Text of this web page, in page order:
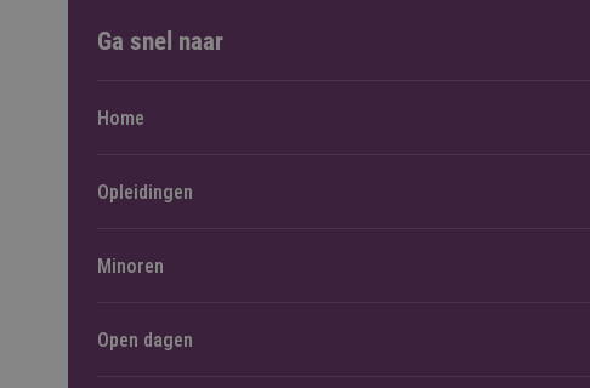
Ga snel naar
Home
Opleidingen
Minoren
Open dagen